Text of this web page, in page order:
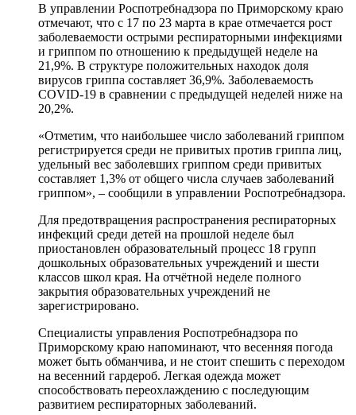
В управлении Роспотребнадзора по Приморскому краю
отмечают, что с 17 по 23 марта в крае отмечается рост
заболеваемости острыми респираторными инфекциями
и гриппом по отношению к предыдущей неделе на
21,9%. В структуре положительных находок доля
вирусов гриппа составляет 36,9%. Заболеваемость
COVID-19 в сравнении с предыдущей неделей ниже на
20,2%.
«Отметим, что наибольшее число заболеваний гриппом
регистрируется среди не привитых против гриппа лиц,
удельный вес заболевших гриппом среди привитых
составляет 1,3% от общего числа случаев заболеваний
гриппом», – сообщили в управлении Роспотребнадзора.
Для предотвращения распространения респираторных
инфекций среди детей на прошлой неделе был
приостановлен образовательный процесс 18 групп
дошкольных образовательных учреждений и шести
классов школ края. На отчётной неделе полного
закрытия образовательных учреждений не
зарегистрировано.
Специалисты управления Роспотребнадзора по
Приморскому краю напоминают, что весенняя погода
может быть обманчива, и не стоит спешить с переходом
на весенний гардероб. Легкая одежда может
способствовать переохлаждению с последующим
развитием респираторных заболеваний.